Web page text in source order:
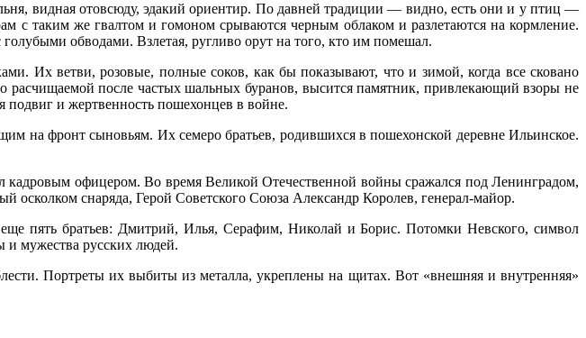
видная отовсюду, эдакий ориентир. По давней традиции — видно, есть они и у птиц —
с таким же гвалтом и гомоном срываются черным облаком и разлетаются на кормление.
обводами. Взлетая, ругливо орут на того, кто им помешал.
Их ветви, розовые, полные соков, как бы показывают, что и зимой, когда все сковано
расчищаемой после частых шальных буранов, высится памятник, привлекающий взоры не
подвиг и жертвенность пошехонцев в войне.
на фронт сыновьям. Их семеро братьев, родившихся в пошехонской деревне Ильинское.
офицером. Во время Великой Отечественной войны сражался под Ленинградом,
снаряда, Герой Советского Союза Александр Королев, генерал-майор.
пять братьев: Дмитрий, Илья, Серафим, Николай и Борис. Потомки Невского, символ
и мужества русских людей.
Портреты их выбиты из металла, укреплены на щитах. Вот «внешняя и внутренняя»